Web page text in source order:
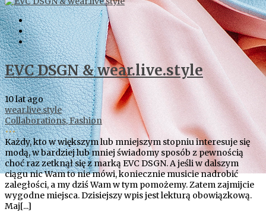
EVC DSGN & wear.live.style
10 lat ago
wear.live.style
Collaborations,Fashion
•••
Każdy, kto w większym lub mniejszym stopniu interesuje się
modą, w bardziej lub mniej świadomy sposób z pewnością
choć raz zetknął się z marką EVC DSGN. A jeśli w dalszym
ciągu nic Wam to nie mówi, koniecznie musicie nadrobić
zaległości, a my dziś Wam w tym pomożemy. Zatem zajmijcie
wygodne miejsca. Dzisiejszy wpis jest lekturą obowiązkową.
Maj[...]